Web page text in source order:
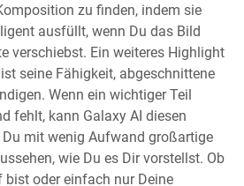
zu finden, indem sie
ausfüllt, wenn Du das Bild
verschiebst. Ein weiteres Highlight
seine Fähigkeit, abgeschnittene
Wenn ein wichtiger Teil
fehlt, kann Galaxy AI diesen
mit wenig Aufwand großartige
wie Du es Dir vorstellst. Ob
oder einfach nur Deine